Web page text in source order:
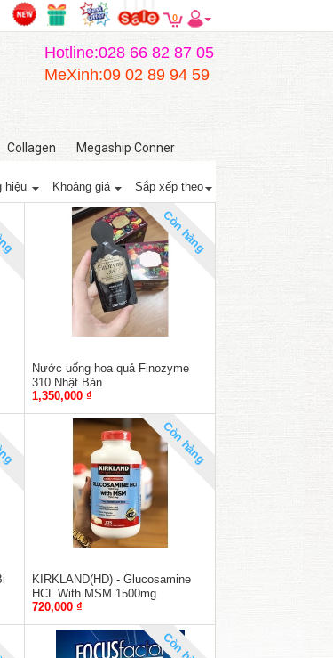
0
Hotline:028 66 82 87 05
MeXinh:09 02 89 94 59
Collagen Megaship Conner
hiệu Khoảng giá Sắp xếp theo
Còn hàng
Nước uống hoa quả Finozyme
310 Nhật Bản
1,350,000 ₫
Còn hàng
KIRKLAND(HD) - Glucosamine
HCL With MSM 1500mg
720,000 ₫